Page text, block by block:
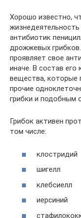
Хорошо известно,
антибиотик
дрожжевых
проявляет свое
иначе. В состав
вещества, которые
прочие
грибки и подобным
Грибок активен
том числе:
клостридий
шигелл
клебсиелл
иерсиний